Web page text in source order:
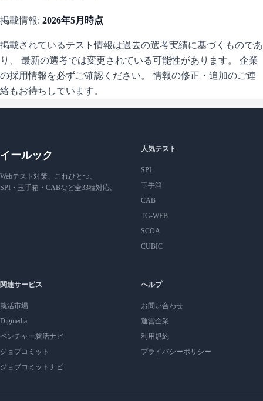
掲載情報: 2026年5月 時点
掲載されているテスト情報は過去の選考実績に基づくものであ
り、 最新の選考では変更されている可能性があります。 企業
の採用情報を必ずご確認ください。 情報の修正・追加のご連
絡もお待ちしています。
イールック
Webテスト対策、これひとつ。
SPI・玉手箱・CABなど全33種対応。
人気テスト
SPI
玉手箱
CAB
TG-WEB
SCOA
CUBIC
関連サービス
就活市場
Digmedia
ベンチャー就活ナビ
ジョブコミット
ジョブコミットナビ
ヘルプ
お問い合わせ
運営企業
利用規約
プライバシーポリシー